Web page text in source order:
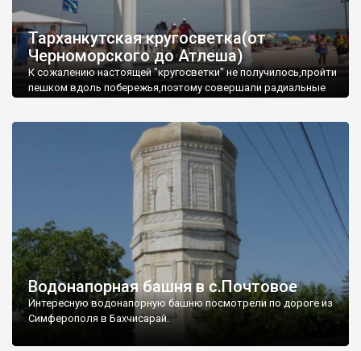
Тарханкутская кругосветка(от
Черноморского до Атлеша)
К сожалению настоящей "кругосветки" не получилось,пройти
пешком вдоль побережья,поэтому совершали радиальные
Водонапорная башня в с.Почтовое
Интересную водонапорную башню посмотрели по дороге из
Симферополя в Бахчисарай.